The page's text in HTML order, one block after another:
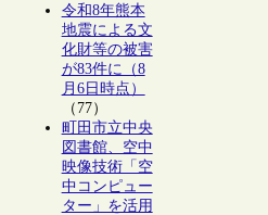
令和8年熊本
地震による文
化財等の被害
が83件に（8
月6日時点）
（77）
町田市立中央
図書館、空中
映像技術「空
中コンピュー
ター」を活用